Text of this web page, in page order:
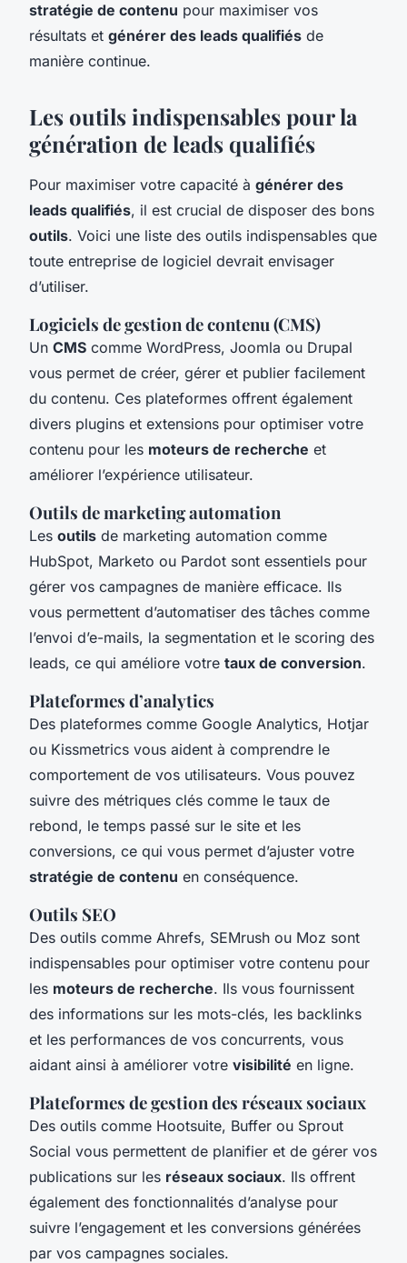
stratégie de contenu pour maximiser vos
résultats et générer des leads qualifiés de
manière continue.
Les outils indispensables pour la
génération de leads qualifiés
Pour maximiser votre capacité à générer des
leads qualifiés, il est crucial de disposer des bons
outils. Voici une liste des outils indispensables que
toute entreprise de logiciel devrait envisager
d’utiliser.
Logiciels de gestion de contenu (CMS)
Un CMS comme WordPress, Joomla ou Drupal
vous permet de créer, gérer et publier facilement
du contenu. Ces plateformes offrent également
divers plugins et extensions pour optimiser votre
contenu pour les moteurs de recherche et
améliorer l’expérience utilisateur.
Outils de marketing automation
Les outils de marketing automation comme
HubSpot, Marketo ou Pardot sont essentiels pour
gérer vos campagnes de manière efficace. Ils
vous permettent d’automatiser des tâches comme
l’envoi d’e-mails, la segmentation et le scoring des
leads, ce qui améliore votre taux de conversion.
Plateformes d’analytics
Des plateformes comme Google Analytics, Hotjar
ou Kissmetrics vous aident à comprendre le
comportement de vos utilisateurs. Vous pouvez
suivre des métriques clés comme le taux de
rebond, le temps passé sur le site et les
conversions, ce qui vous permet d’ajuster votre
stratégie de contenu en conséquence.
Outils SEO
Des outils comme Ahrefs, SEMrush ou Moz sont
indispensables pour optimiser votre contenu pour
les moteurs de recherche. Ils vous fournissent
des informations sur les mots-clés, les backlinks
et les performances de vos concurrents, vous
aidant ainsi à améliorer votre visibilité en ligne.
Plateformes de gestion des réseaux sociaux
Des outils comme Hootsuite, Buffer ou Sprout
Social vous permettent de planifier et de gérer vos
publications sur les réseaux sociaux. Ils offrent
également des fonctionnalités d’analyse pour
suivre l’engagement et les conversions générées
par vos campagnes sociales.